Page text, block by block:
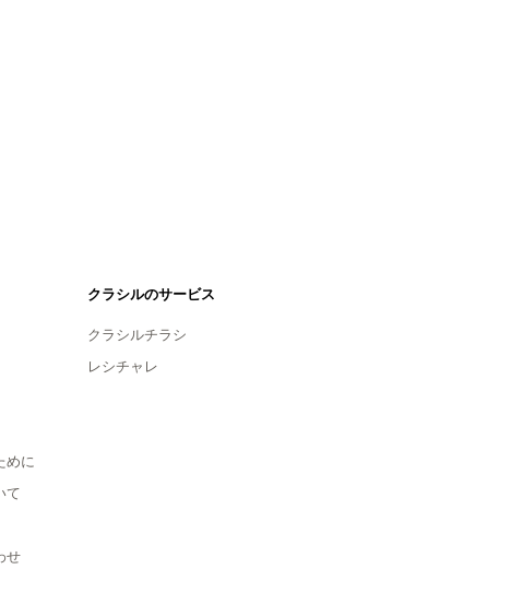
めに
て
せ
クラシルのサービス
クラシルチラシ
レシチャレ